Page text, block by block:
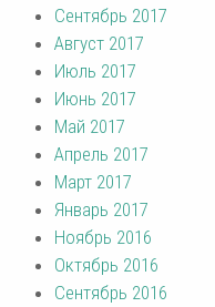
Сентябрь 2017
Август 2017
Июль 2017
Июнь 2017
Май 2017
Апрель 2017
Март 2017
Январь 2017
Ноябрь 2016
Октябрь 2016
Сентябрь 2016